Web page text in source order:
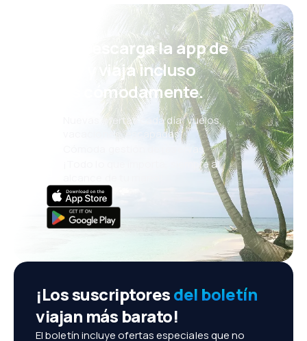
¡Eh! Descarga la app de
eSky y viaja incluso
más cómodamente.
Nuevas ofertas cada día: vuelos,
vacaciones, escapadas
Cómoda gestión de reservas
¡Todo lo que importa, siempre al
¡Los suscriptoresdel boletín
viajan más barato!
El boletín incluye ofertas especiales que no